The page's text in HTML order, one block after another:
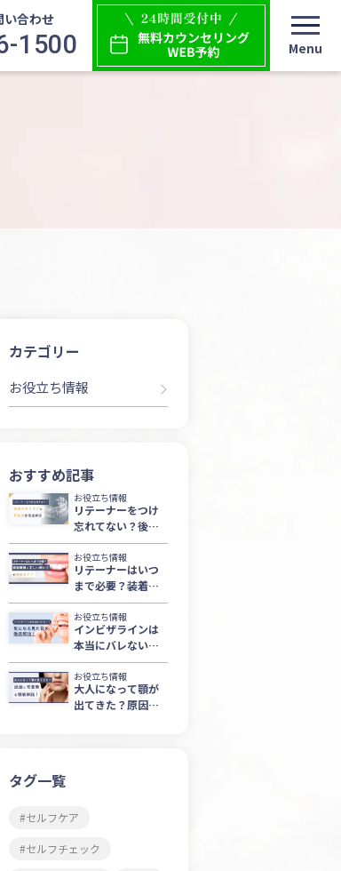
い合わせ
1500
カテゴリー
お役立ち情報
おすすめ記事
お役立ち情報
リテーナーをつけ
忘れてない？後戻
りのリスクと対処
法を徹底解説
お役立ち情報
リテーナーはいつ
まで必要？装着期
間と正しい使い方
を徹底ガイド
お役立ち情報
インビザラインは
本当にバレない？
気になる見た目を
徹底解説！
お役立ち情報
大人になって顎が
出てきた？原因と
タグ一覧
セルフケア
セルフチェック